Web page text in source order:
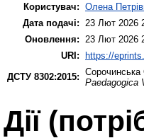
Користувач: Олена
Дата подачі:
23 Лют 2026
Оновлення:
23 Лют 2026
URI: https://
ДСТУ 8302:2015: Сорочинська
Paedagogica
Дії